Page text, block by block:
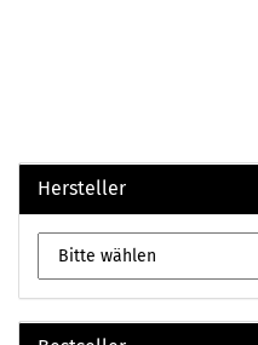
Hersteller